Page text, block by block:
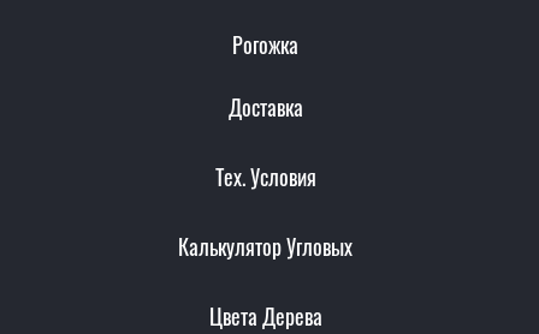
Рогожка
Доставка
Тех. Условия
Калькулятор Угловых
Цвета Дерева